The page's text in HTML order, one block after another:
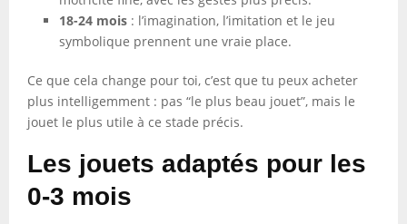
18-24 mois : l’imagination, l’imitation et le jeu
symbolique prennent une vraie place.
Ce que cela change pour toi, c’est que tu peux acheter
plus intelligemment : pas “le plus beau jouet”, mais le
jouet le plus utile à ce stade précis.
Les jouets adaptés pour les
0-3 mois